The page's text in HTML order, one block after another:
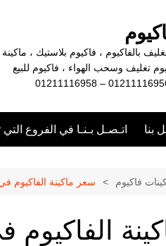
بالفاكيوم ، فاكيوم بلاستيك ، ماكينة
تغليف وسحب الهواء ، فاكيوم للبيع
بنا اتـصـل بـنـا في الفروع
فاكيوم سعر ماكينة الفاكيوم
الفاكيوم